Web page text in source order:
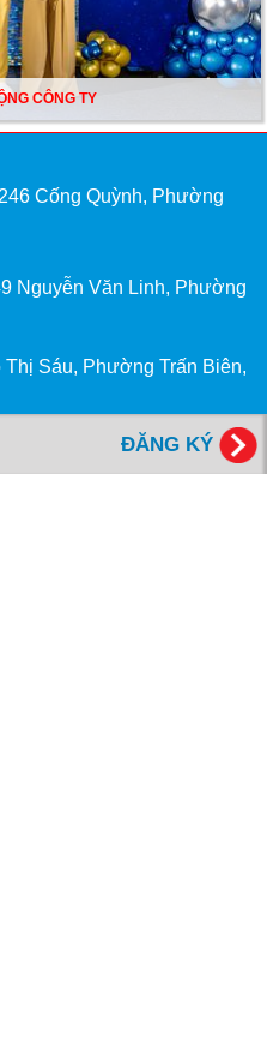
CÔNG TY
Cống Quỳnh, Phường
Nguyễn Văn Linh, Phường
Sáu, Phường Trấn Biên,
Vương, Phường Nghĩa Lộ,
ĐĂNG KÝ